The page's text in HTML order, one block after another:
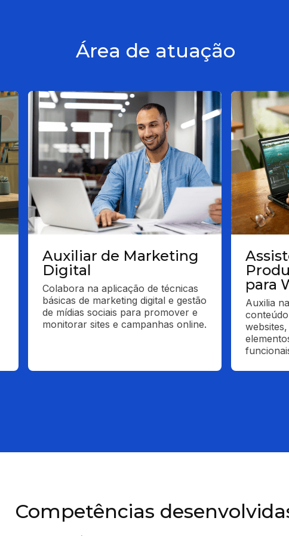
Área de atuação
Auxiliar de Marketing
Digital
Colabora na aplicação de técnicas
básicas de marketing digital e gestão
de mídias sociais para promover e
monitorar sites e campanhas online.
para
Auxilia
Competências